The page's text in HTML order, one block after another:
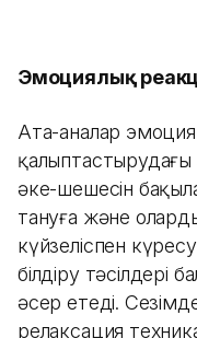
Эмоциялық
Ата-аналар
қалыптастырудағы
әке-шешесін
тануға және
күйзеліспен
білдіру тәсілдері
әсер етеді.
релаксация